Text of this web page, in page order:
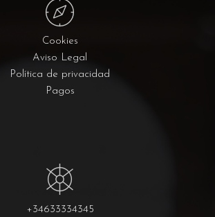
Cookies
Aviso Legal
Política de privacidad
Pagos
+34633334345